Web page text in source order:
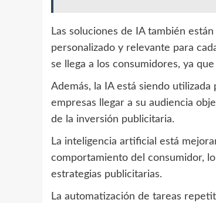
Las soluciones de IA también
personalizado y relevante para
se llega a los consumidores, ya
Además, la IA está siendo
empresas llegar a su audiencia
de la inversión publicitaria.
La inteligencia artificial está
comportamiento del consumidor,
estrategias publicitarias.
La automatización de tareas